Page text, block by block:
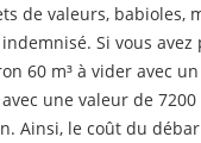
de valeurs, babioles,
Si vous avez
60 m³ à vider avec
une valeur de 7200
Ainsi, le coût du